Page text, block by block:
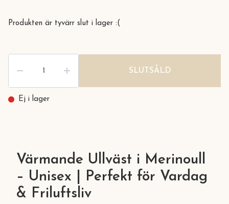
Produkten är tyvärr slut i lager :(
SLUTSÅLD
Ej i lager
Värmande Ullväst i Merinoull
– Unisex | Perfekt för Vardag
& Friluftsliv